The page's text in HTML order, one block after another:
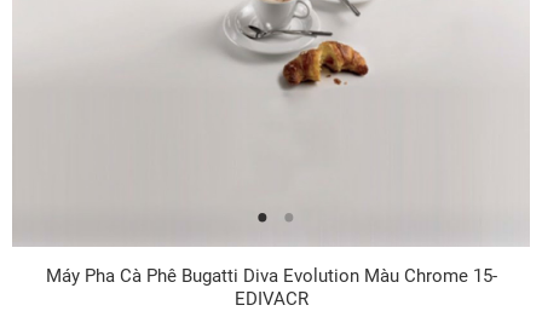
Máy Pha Cà Phê Bugatti Diva Evolution Màu Chrome 15-
EDIVACR